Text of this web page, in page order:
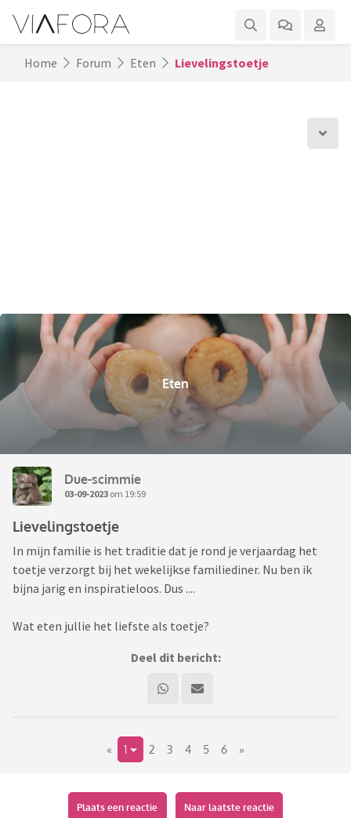
Home Forum Eten Lievelingstoetje
Eten
Due-scimmie
03-09-2023 om 19:59
Lievelingstoetje
In mijn familie is het traditie dat je rond je verjaardag het
toetje verzorgt bij het wekelijkse familiediner. Nu ben ik
bijna jarig en inspiratieloos. Dus ....
Wat eten jullie het liefste als toetje?
Deel dit bericht:
« 1 2 3 4 5 6 »
Plaats een reactie Naar laatste reactie